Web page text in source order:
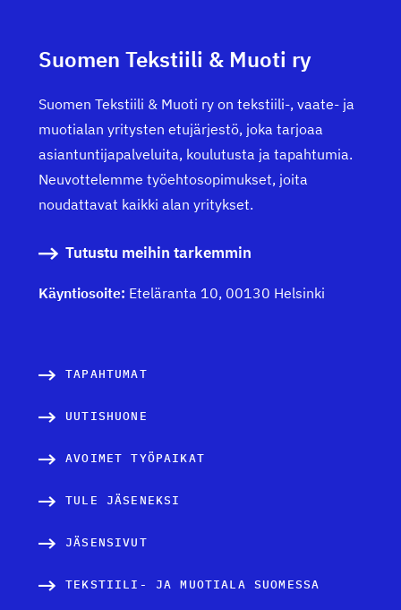
Suomen Tekstiili & Muoti ry
Suomen Tekstiili & Muoti ry on tekstiili-, vaate- ja
muotialan yritysten etujärjestö, joka tarjoaa
asiantuntijapalveluita, koulutusta ja tapahtumia.
Neuvottelemme työehtosopimukset, joita
noudattavat kaikki alan yritykset.
Tutustu meihin tarkemmin
Käyntiosoite: Eteläranta 10, 00130 Helsinki
TAPAHTUMAT
UUTISHUONE
AVOIMET TYÖPAIKAT
TULE JÄSENEKSI
JÄSENSIVUT
TEKSTIILI- JA MUOTIALA SUOMESSA